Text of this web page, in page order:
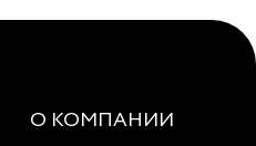
О КОМПАНИИ